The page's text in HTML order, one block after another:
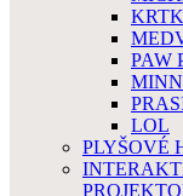
PAW
LOL
PLYŠOVÉ